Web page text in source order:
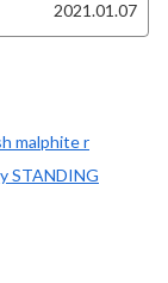
2021.01.07
malphite r
STANDING